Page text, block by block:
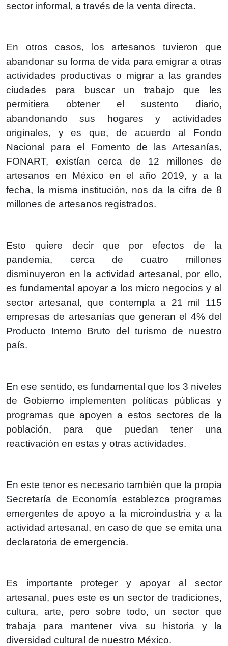
sector informal, a través de la venta directa.
En otros casos, los artesanos tuvieron que
abandonar su forma de vida para emigrar a otras
actividades productivas o migrar a las grandes
ciudades para buscar un trabajo que les
permitiera obtener el sustento diario,
abandonando sus hogares y actividades
originales, y es que, de acuerdo al Fondo
Nacional para el Fomento de las Artesanías,
FONART, existían cerca de 12 millones de
artesanos en México en el año 2019, y a la
fecha, la misma institución, nos da la cifra de 8
millones de artesanos registrados.
Esto quiere decir que por efectos de la
pandemia, cerca de cuatro millones
disminuyeron en la actividad artesanal, por ello,
es fundamental apoyar a los micro negocios y al
sector artesanal, que contempla a 21 mil 115
empresas de artesanías que generan el 4% del
Producto Interno Bruto del turismo de nuestro
país.
En ese sentido, es fundamental que los 3 niveles
de Gobierno implementen políticas públicas y
programas que apoyen a estos sectores de la
población, para que puedan tener una
reactivación en estas y otras actividades.
En este tenor es necesario también que la propia
Secretaría de Economía establezca programas
emergentes de apoyo a la microindustria y a la
actividad artesanal, en caso de que se emita una
declaratoria de emergencia.
Es importante proteger y apoyar al sector
artesanal, pues este es un sector de tradiciones,
cultura, arte, pero sobre todo, un sector que
trabaja para mantener viva su historia y la
diversidad cultural de nuestro México.